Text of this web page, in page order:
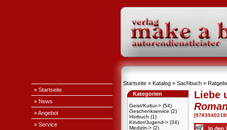
» Startseite
» News
» Angebot
» Service
Startseite » Katalog » Sachbuch »
Kategorien
Geist/Kultur-> (54)
Geschenkservice (2)
Hörbuch (1)
Kinder/Jugend-> (34)
Medizin-> (2)
Liebe